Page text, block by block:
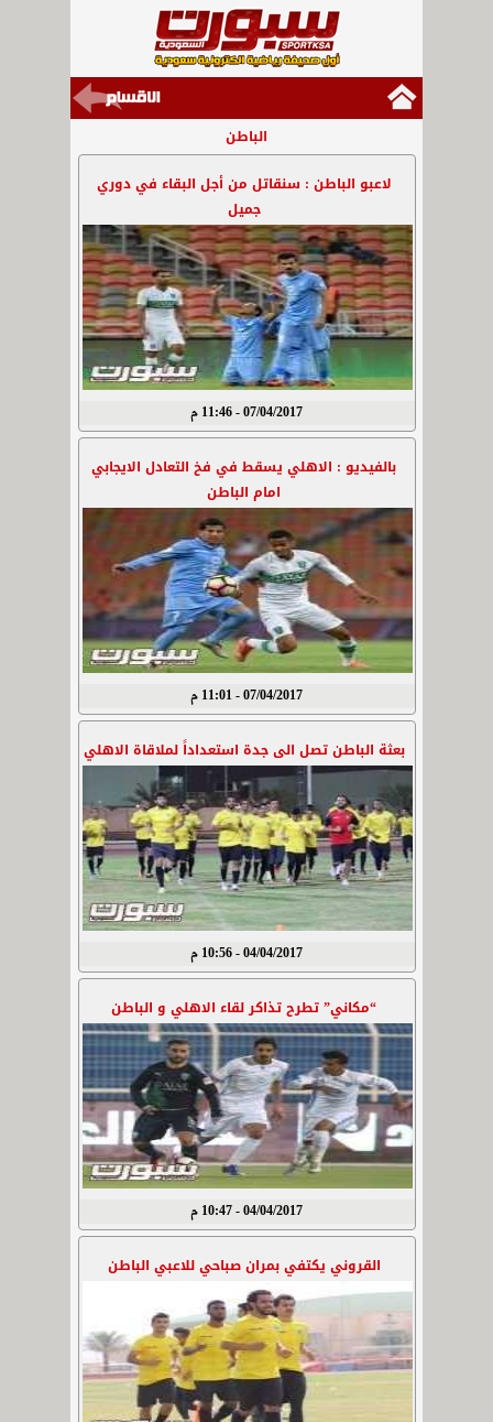
الباطن
لاعبو الباطن : سنقاتل من أجل البقاء في دوري
جميل
07/04/2017 - 11:46 م
بالفيديو : الاهلي يسقط في فخ التعادل الايجابي
امام الباطن
07/04/2017 - 11:01 م
بعثة الباطن تصل الى جدة استعداداً لملاقاة الاهلي
04/04/2017 - 10:56 م
“مكاني” تطرح تذاكر لقاء الاهلي و الباطن
04/04/2017 - 10:47 م
القروني يكتفي بمران صباحي للاعبي الباطن